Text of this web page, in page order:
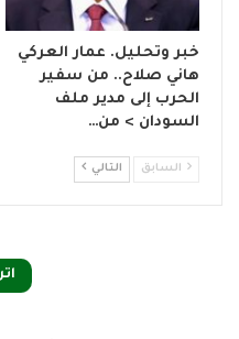
خبر وتحليل. عمار العركي
هاني صلاح.. من سفير
الحرب إلى مدير ملف
السودان > من…
السابق التالي